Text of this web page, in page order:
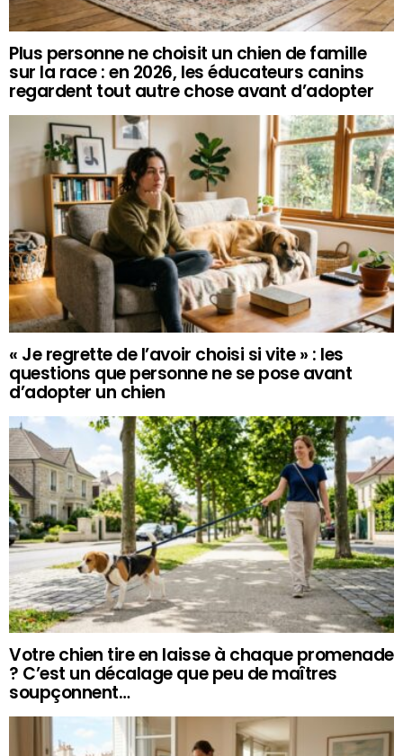
Plus personne ne choisit un chien de famille
sur la race : en 2026, les éducateurs canins
regardent tout autre chose avant d’adopter
« Je regrette de l’avoir choisi si vite » : les
questions que personne ne se pose avant
d’adopter un chien
Votre chien tire en laisse à chaque promenade
? C’est un décalage que peu de maîtres
soupçonnent…